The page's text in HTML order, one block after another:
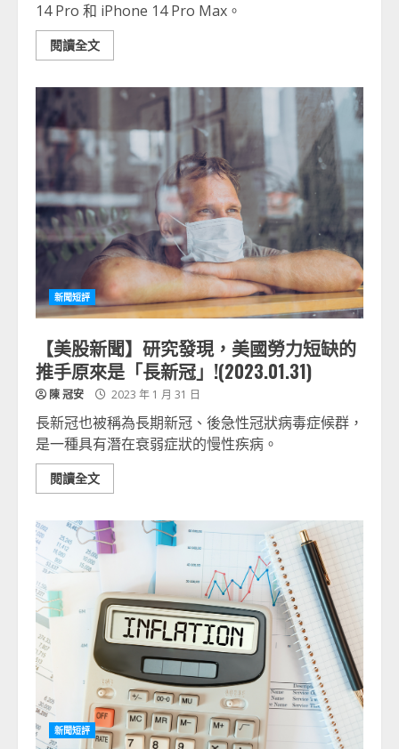
14 Pro 和 iPhone 14 Pro Max。
閱讀全文
新聞短評
【美股新聞】研究發現，美國勞力短缺的
推手原來是「長新冠」!(2023.01.31)
陳 冠安 2023 年 1 月 31 日
長新冠也被稱為長期新冠、後急性冠狀病毒症候群，
是一種具有潛在衰弱症狀的慢性疾病。
閱讀全文
新聞短評